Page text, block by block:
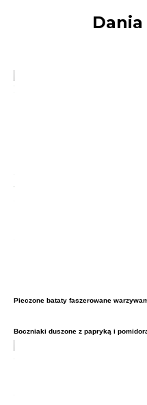
Dania
Pieczone bataty faszerowane
Boczniaki duszone z papryką i